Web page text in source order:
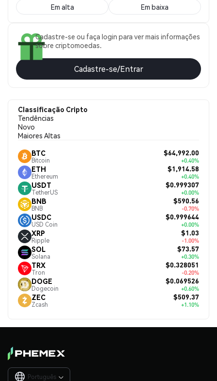
Em alta Em baixa
Cadastre-se ou faça login para ver mais informações
sobre criptomoedas.
Cadastre-se/Entrar
Classificação Cripto
Tendências
Novo
Maiores Altas
BTC
Bitcoin
$64,992.00
+0.40%
ETH
Ethereum
$1,914.58
+0.40%
USDT
TetherUS
$0.999307
+0.00%
BNB
BNB
$590.56
-0.70%
USDC
USD Coin
$0.999644
+0.00%
XRP
Ripple
$1.03
-1.00%
SOL
Solana
$73.57
+0.30%
TRX
Tron
$0.328051
-0.20%
DOGE
Dogecoin
$0.069526
+0.60%
ZEC
Zcash
$509.37
+1.10%
Português 